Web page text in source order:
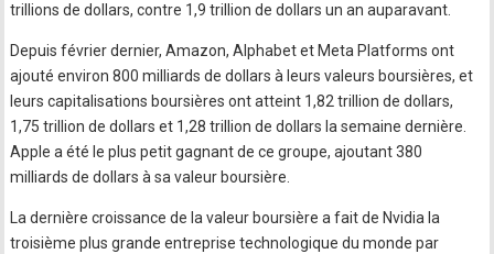
trillions de dollars, contre 1,9 trillion de dollars un an auparavant.
Depuis février dernier, Amazon, Alphabet et Meta Platforms ont
ajouté environ 800 milliards de dollars à leurs valeurs boursières, et
leurs capitalisations boursières ont atteint 1,82 trillion de dollars,
1,75 trillion de dollars et 1,28 trillion de dollars la semaine dernière.
Apple a été le plus petit gagnant de ce groupe, ajoutant 380
milliards de dollars à sa valeur boursière.
La dernière croissance de la valeur boursière a fait de Nvidia la
troisième plus grande entreprise technologique du monde par